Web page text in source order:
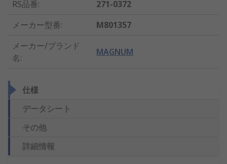
RS品番:
271-0372
メーカー型番:
M801357
メーカー/ブランド
名:
MAGNUM
仕様
データシート
その他
詳細情報